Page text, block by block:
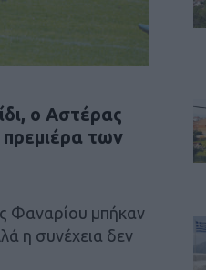
ο Αστέρας
των
Φαναρίου μπήκαν
η συνέχεια δεν